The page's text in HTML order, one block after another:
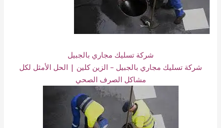
شركة تسليك مجاري بالجبيل
شركة تسليك مجاري بالجبيل – الزين كلين | الحل الأمثل لكل
مشاكل الصرف الصحي